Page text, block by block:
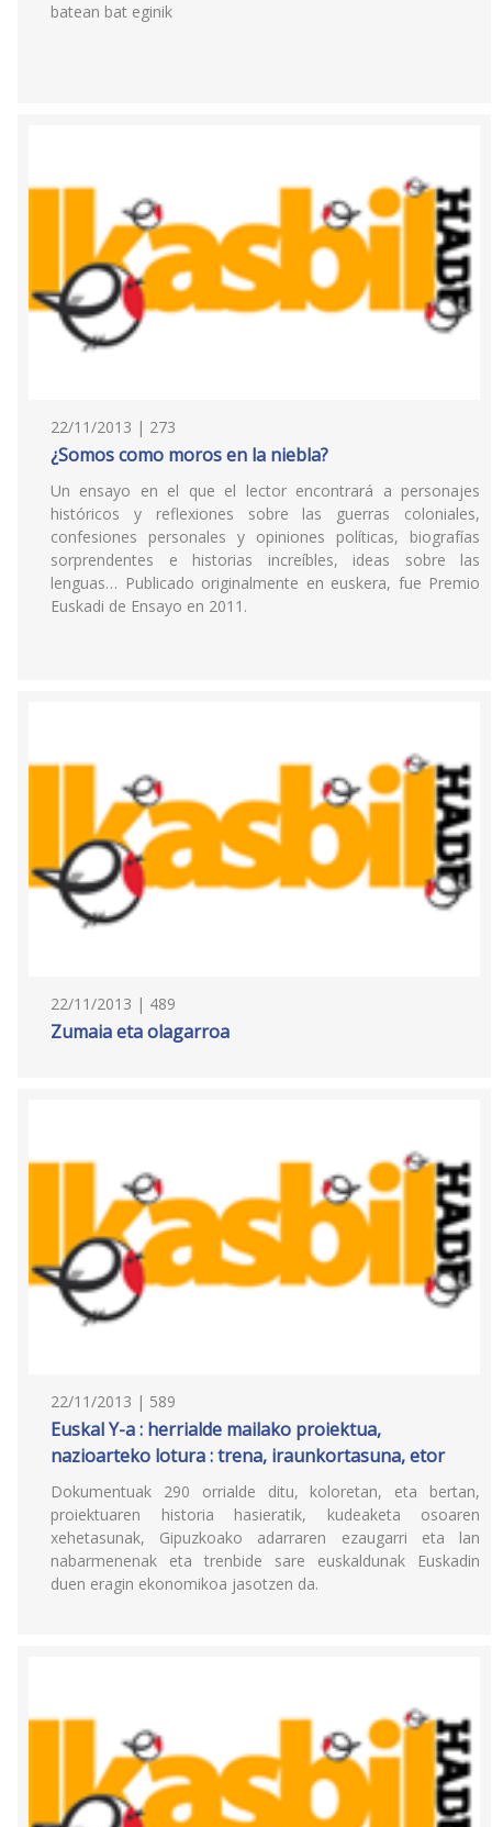
batean bat eginik
22/11/2013 | 273
¿Somos como moros en la niebla?
Un ensayo en el que el lector encontrará a personajes
históricos y reflexiones sobre las guerras coloniales,
confesiones personales y opiniones políticas, biografías
sorprendentes e historias increíbles, ideas sobre las
lenguas… Publicado originalmente en euskera, fue Premio
Euskadi de Ensayo en 2011.
22/11/2013 | 489
Zumaia eta olagarroa
22/11/2013 | 589
Euskal Y-a : herrialde mailako proiektua,
nazioarteko lotura : trena, iraunkortasuna, etor
Dokumentuak 290 orrialde ditu, koloretan, eta bertan,
proiektuaren historia hasieratik, kudeaketa osoaren
xehetasunak, Gipuzkoako adarraren ezaugarri eta lan
nabarmenenak eta trenbide sare euskaldunak Euskadin
duen eragin ekonomikoa jasotzen da.